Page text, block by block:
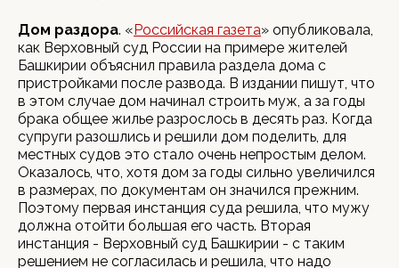
Дом раздора. «Российская газета» опубликовала,
как Верховный суд России на примере жителей
Башкирии объяснил правила раздела дома с
пристройками после развода. В издании пишут, что
в этом случае дом начинал строить муж, а за годы
брака общее жилье разрослось в десять раз. Когда
супруги разошлись и решили дом поделить, для
местных судов это стало очень непростым делом.
Оказалось, что, хотя дом за годы сильно увеличился
в размерах, по документам он значился прежним.
Поэтому первая инстанция суда решила, что мужу
должна отойти большая его часть. Вторая
инстанция - Верховный суд Башкирии - с таким
решением не согласилась и решила, что надо